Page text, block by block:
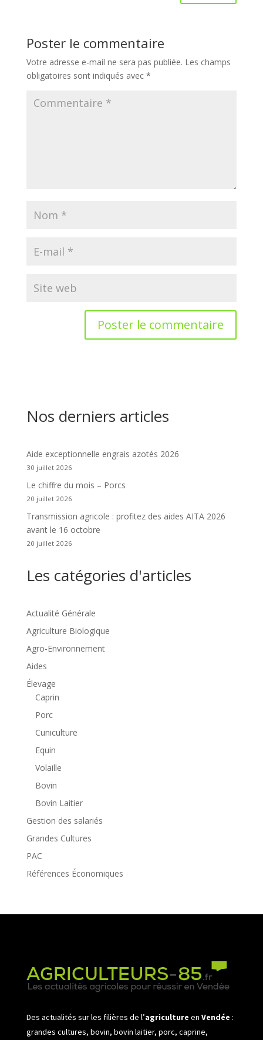
Poster le commentaire
Votre adresse e-mail ne sera pas publiée. Les champs
obligatoires sont indiqués avec *
Nos derniers articles
Aide exceptionnelle engrais azotés 2026
30 juillet 2026
Le chiffre du mois – Porcs
20 juillet 2026
Transmission agricole : profitez des aides AITA 2026
avant le 16 octobre
20 juillet 2026
Les catégories d'articles
Actualité Générale
Agriculture Biologique
Agro-Environnement
Aides
Élevage
Caprin
Porc
Cuniculture
Equin
Volaille
Bovin
Bovin Laitier
Gestion des salariés
Grandes Cultures
PAC
Références Économiques
Des actualités sur les filières de l’agriculture en Vendée :
grandes cultures, bovin, bovin laitier, porc, caprine,